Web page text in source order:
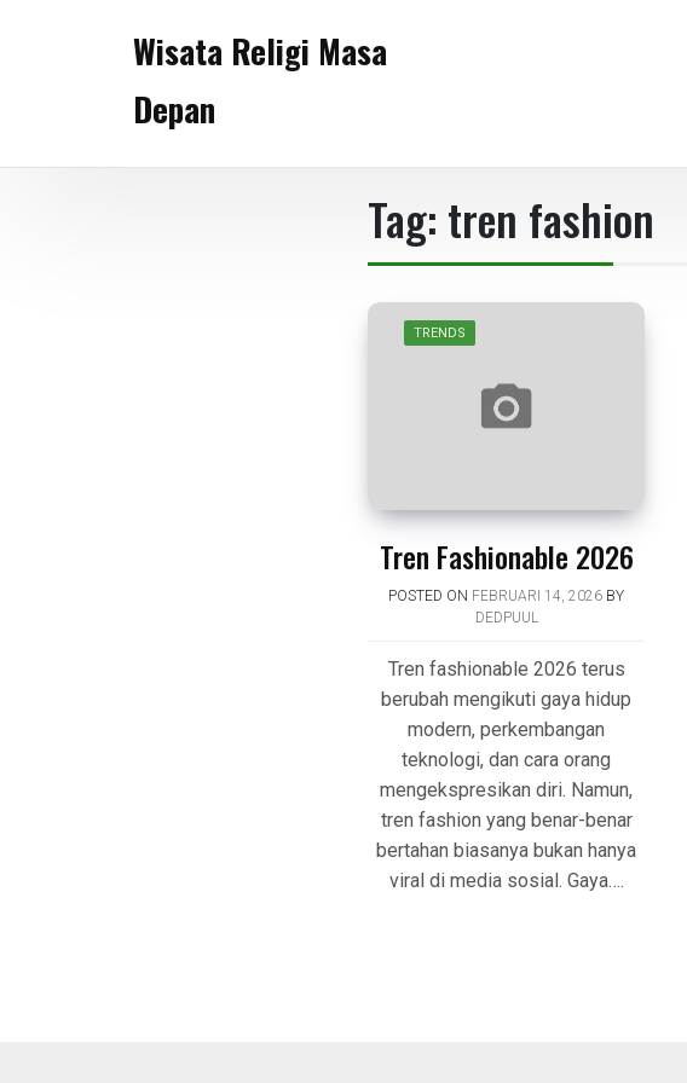
Wisata Religi Masa
Depan
Tag: tren fashion
TRENDS
Tren Fashionable 2026
POSTED ON FEBRUARI 14, 2026 BY
DEDPUUL
Tren fashionable 2026 terus
berubah mengikuti gaya hidup
modern, perkembangan
teknologi, dan cara orang
mengekspresikan diri. Namun,
tren fashion yang benar-benar
bertahan biasanya bukan hanya
viral di media sosial. Gaya….